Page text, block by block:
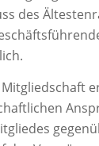
des